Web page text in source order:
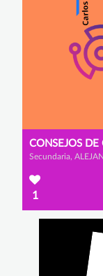
CONSEJOS
1